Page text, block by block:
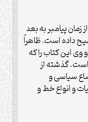
پیامبر به بعد
داده‌ است. ظاهراً
این کتاب را که
گذشته از
سیاسی و
و انواع خط و